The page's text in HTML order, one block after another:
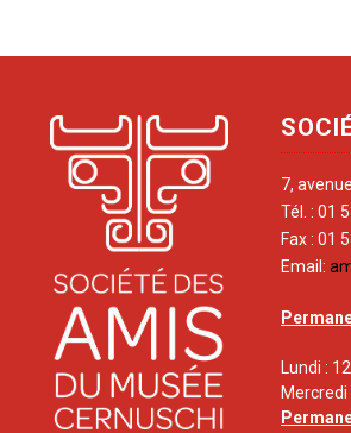
7,
Tél. : 01
Fax : 01
Email:
Lundi :
Mercredi